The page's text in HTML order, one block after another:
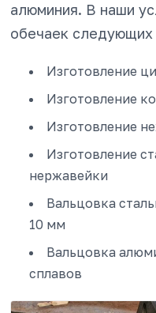
алюминия. В наши
обечаек следующих
Изготовление
Изготовление
Изготовление
Изготовление
нержавейки
Вальцовка
10 мм
Вальцовка
сплавов